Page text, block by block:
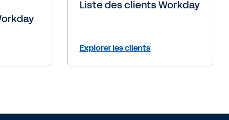
Liste des clients Workday
Explorer les clients